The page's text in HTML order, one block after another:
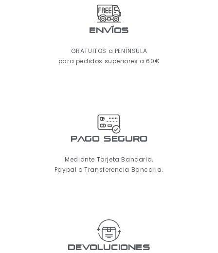
ENVÍOS
GRATUITOS a PENÍNSULA
para pedidos superiores a 60€
pago seguro
Mediante Tarjeta Bancaria,
Paypal o Transferencia Bancaria.
Devoluciones